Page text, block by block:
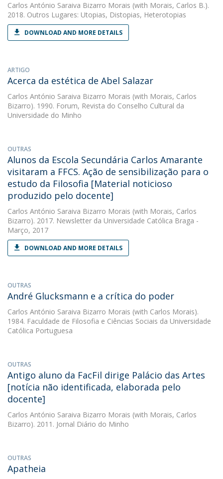
Carlos António Saraiva Bizarro Morais (with Morais, Carlos B.).
2018. Outros Lugares: Utopias, Distopias, Heterotopias
DOWNLOAD AND MORE DETAILS
ARTIGO
Acerca da estética de Abel Salazar
Carlos António Saraiva Bizarro Morais (with Morais, Carlos
Bizarro). 1990. Forum, Revista do Conselho Cultural da
Universidade do Minho
OUTRAS
Alunos da Escola Secundária Carlos Amarante
visitaram a FFCS. Ação de sensibilização para o
estudo da Filosofia [Material noticioso
produzido pelo docente]
Carlos António Saraiva Bizarro Morais (with Morais, Carlos
Bizarro). 2017. Newsletter da Universidade Católica Braga -
Março, 2017
DOWNLOAD AND MORE DETAILS
OUTRAS
André Glucksmann e a crítica do poder
Carlos António Saraiva Bizarro Morais (with Carlos Morais).
1984. Faculdade de Filosofia e Ciências Sociais da Universidade
Católica Portuguesa
OUTRAS
Antigo aluno da FacFil dirige Palácio das Artes
[notícia não identificada, elaborada pelo
docente]
Carlos António Saraiva Bizarro Morais (with Morais, Carlos
Bizarro). 2011. Jornal Diário do Minho
OUTRAS
Apatheia